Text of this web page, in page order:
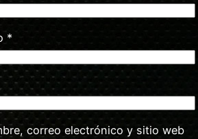
*
correo electrónico y sitio web